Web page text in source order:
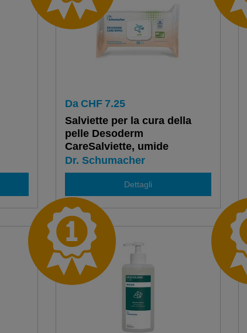
Da CHF 7.25
Salviette per la cura della
pelle Desoderm
CareSalviette, umide
Dr. Schumacher
Dettagli